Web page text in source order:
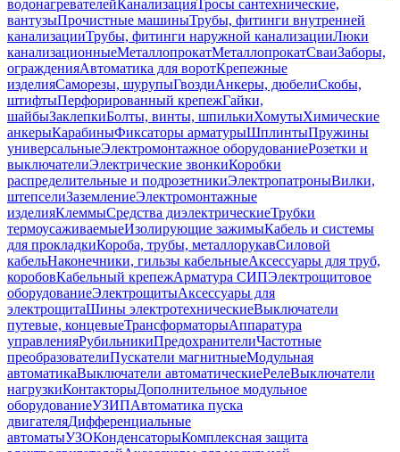
водонагревателейКанализацияТросы сантехнические,
вантузыПрочистные машиныТрубы, фитинги внутренней
канализацииТрубы, фитинги наружной канализацииЛюки
канализационныеМеталлопрокатМеталлопрокатСваиЗаборы,
огражденияАвтоматика для воротКрепежные
изделияСаморезы, шурупыГвоздиАнкеры, дюбелиСкобы,
штифтыПерфорированный крепежГайки,
шайбыЗаклепкиБолты, винты, шпилькиХомутыХимические
анкерыКарабиныФиксаторы арматурыШплинтыПружины
универсальныеЭлектромонтажное оборудованиеРозетки и
выключателиЭлектрические звонкиКоробки
распределительные и подрозетникиЭлектропатроныВилки,
штепселиЗаземлениеЭлектромонтажные
изделияКлеммыСредства диэлектрическиеТрубки
термоусаживаемыеИзолирующие зажимыКабель и системы
для прокладкиКороба, трубы, металлорукавСиловой
кабельНаконечники, гильзы кабельныеАксессуары для труб,
коробовКабельный крепежАрматура СИПЭлектрощитовое
оборудованиеЭлектрощитыАксессуары для
электрощитаШины электротехническиеВыключатели
путевые, концевыеТрансформаторыАппаратура
управленияРубильникиПредохранителиЧастотные
преобразователиПускатели магнитныеМодульная
автоматикаВыключатели автоматическиеРелеВыключатели
нагрузкиКонтакторыДополнительное модульное
оборудованиеУЗИПАвтоматика пуска
двигателяДифференциальные
автоматыУЗОКонденсаторыКомплексная защита